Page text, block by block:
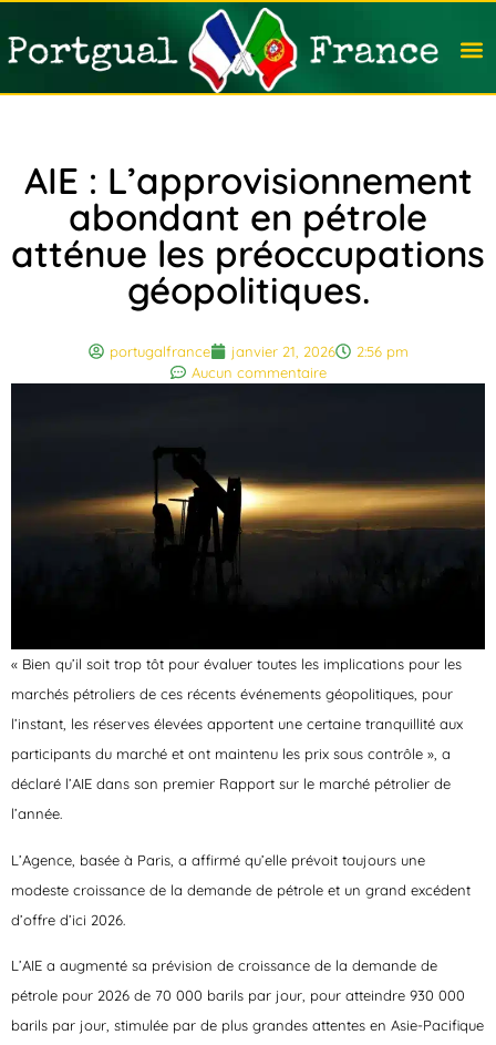
AIE : L’approvisionnement
abondant en pétrole
atténue les préoccupations
géopolitiques.
portugalfrance janvier 21, 2026
2:56 pm
Aucun commentaire
« Bien qu’il soit trop tôt pour évaluer toutes les implications pour les
marchés pétroliers de ces récents événements géopolitiques, pour
l’instant, les réserves élevées apportent une certaine tranquillité aux
participants du marché et ont maintenu les prix sous contrôle », a
déclaré l’AIE dans son premier Rapport sur le marché pétrolier de
l’année.
L’Agence, basée à Paris, a affirmé qu’elle prévoit toujours une
modeste croissance de la demande de pétrole et un grand excédent
d’offre d’ici 2026.
L’AIE a augmenté sa prévision de croissance de la demande de
pétrole pour 2026 de 70 000 barils par jour, pour atteindre 930 000
barils par jour, stimulée par de plus grandes attentes en Asie-Pacifique